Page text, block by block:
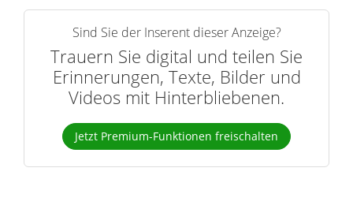
Sind Sie der Inserent dieser Anzeige?
Trauern Sie digital und teilen Sie
Erinnerungen, Texte, Bilder und
Videos mit Hinterbliebenen.
Jetzt Premium-Funktionen freischalten